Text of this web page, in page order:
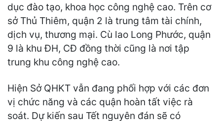
dục đào tạo, khoa học công nghệ cao. Trên cơ
sở Thủ Thiêm, quận 2 là trung tâm tài chính,
dịch vụ, thương mại. Cù lao Long Phước, quận
9 là khu ĐH, CĐ đồng thời cũng là nơi tập
trung khu công nghệ cao.
Hiện Sở QHKT vẫn đang phối hợp với các đơn
vị chức năng và các quận hoàn tất việc rà
soát. Dự kiến sau Tết nguyên đán sẽ có